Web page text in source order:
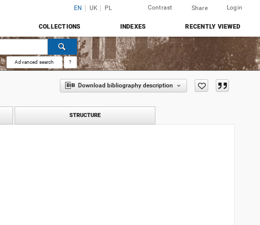
EN UK PL Contrast Share Login
COLLECTIONS INDEXES RECENTLY VIEWED
Advanced search ?
Download bibliography description
STRUCTURE